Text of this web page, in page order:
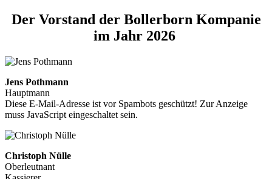
Der Vorstand der Bollerborn Kompanie
im Jahr 2026
Jens Pothmann
Hauptmann
Diese E-Mail-Adresse ist vor Spambots geschützt! Zur Anzeige
muss JavaScript eingeschaltet sein.
Christoph Nülle
Oberleutnant